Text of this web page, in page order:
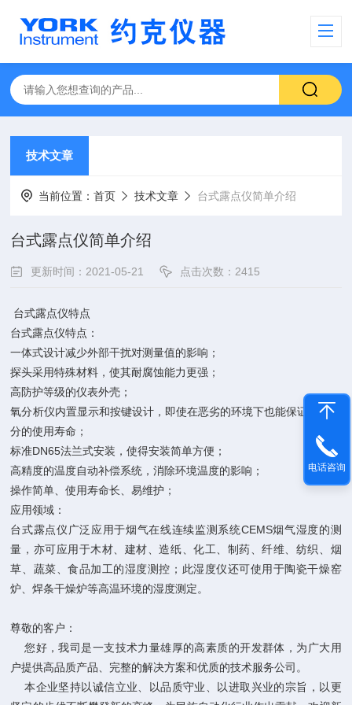
技术文章
当前位置：首页 技术文章 台式露点仪简单介绍
台式露点仪简单介绍
更新时间：2021-05-21 点击次数：2415
台式露点仪特点
台式露点仪特点：
一体式设计减少外部干扰对测量值的影响；
探头采用特殊材料，使其耐腐蚀能力更强；
高防护等级的仪表外壳；
氧分析仪内置显示和按键设计，即使在恶劣的环境下也能保证仪表部
分的使用寿命；
标准DN65法兰式安装，使得安装简单方便；
高精度的温度自动补偿系统，消除环境温度的影响；
操作简单、使用寿命长、易维护；
应用领域：
台式露点仪广泛应用于烟气在线连续监测系统CEMS烟气湿度的测
量，亦可应用于木材、建材、造纸、化工、制药、纤维、纺织、烟
草、蔬菜、食品加工的湿度测控；此湿度仪还可使用于陶瓷干燥窑
炉、焊条干燥炉等高温环境的湿度测定。
尊敬的客户：
您好，我司是一支技术力量雄厚的高素质的开发群体，为广大用
户提供高品质产品、完整的解决方案和优质的技术服务公司。
本企业坚持以诚信立业、以品质守业、以进取兴业的宗旨，以更
电话咨询